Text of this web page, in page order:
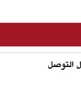
التوصل